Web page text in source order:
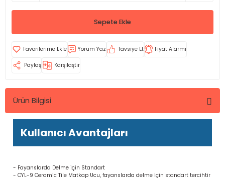
Sepete Ekle
Yorum Yaz Tavsiye Et Fiyat Alarmı
Paylaş Karşılaştır
Ürün Bilgisi
Kullanıcı Avantajları
- Fayanslarda Delme için Standart
- CYL-9 Ceramic Tile Matkap Ucu, fayanslarda delme için standart tercihtir